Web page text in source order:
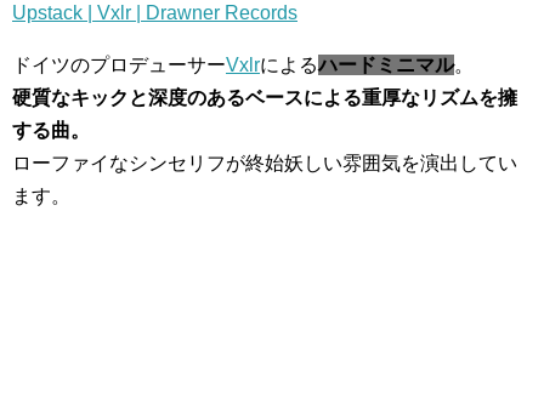
Upstack | Vxlr | Drawner Records
ドイツのプロデューサーVxlrによるハードミニマル。
硬質なキックと深度のあるベースによる重厚なリズムを擁
する曲。
ローファイなシンセリフが終始妖しい雰囲気を演出してい
ます。